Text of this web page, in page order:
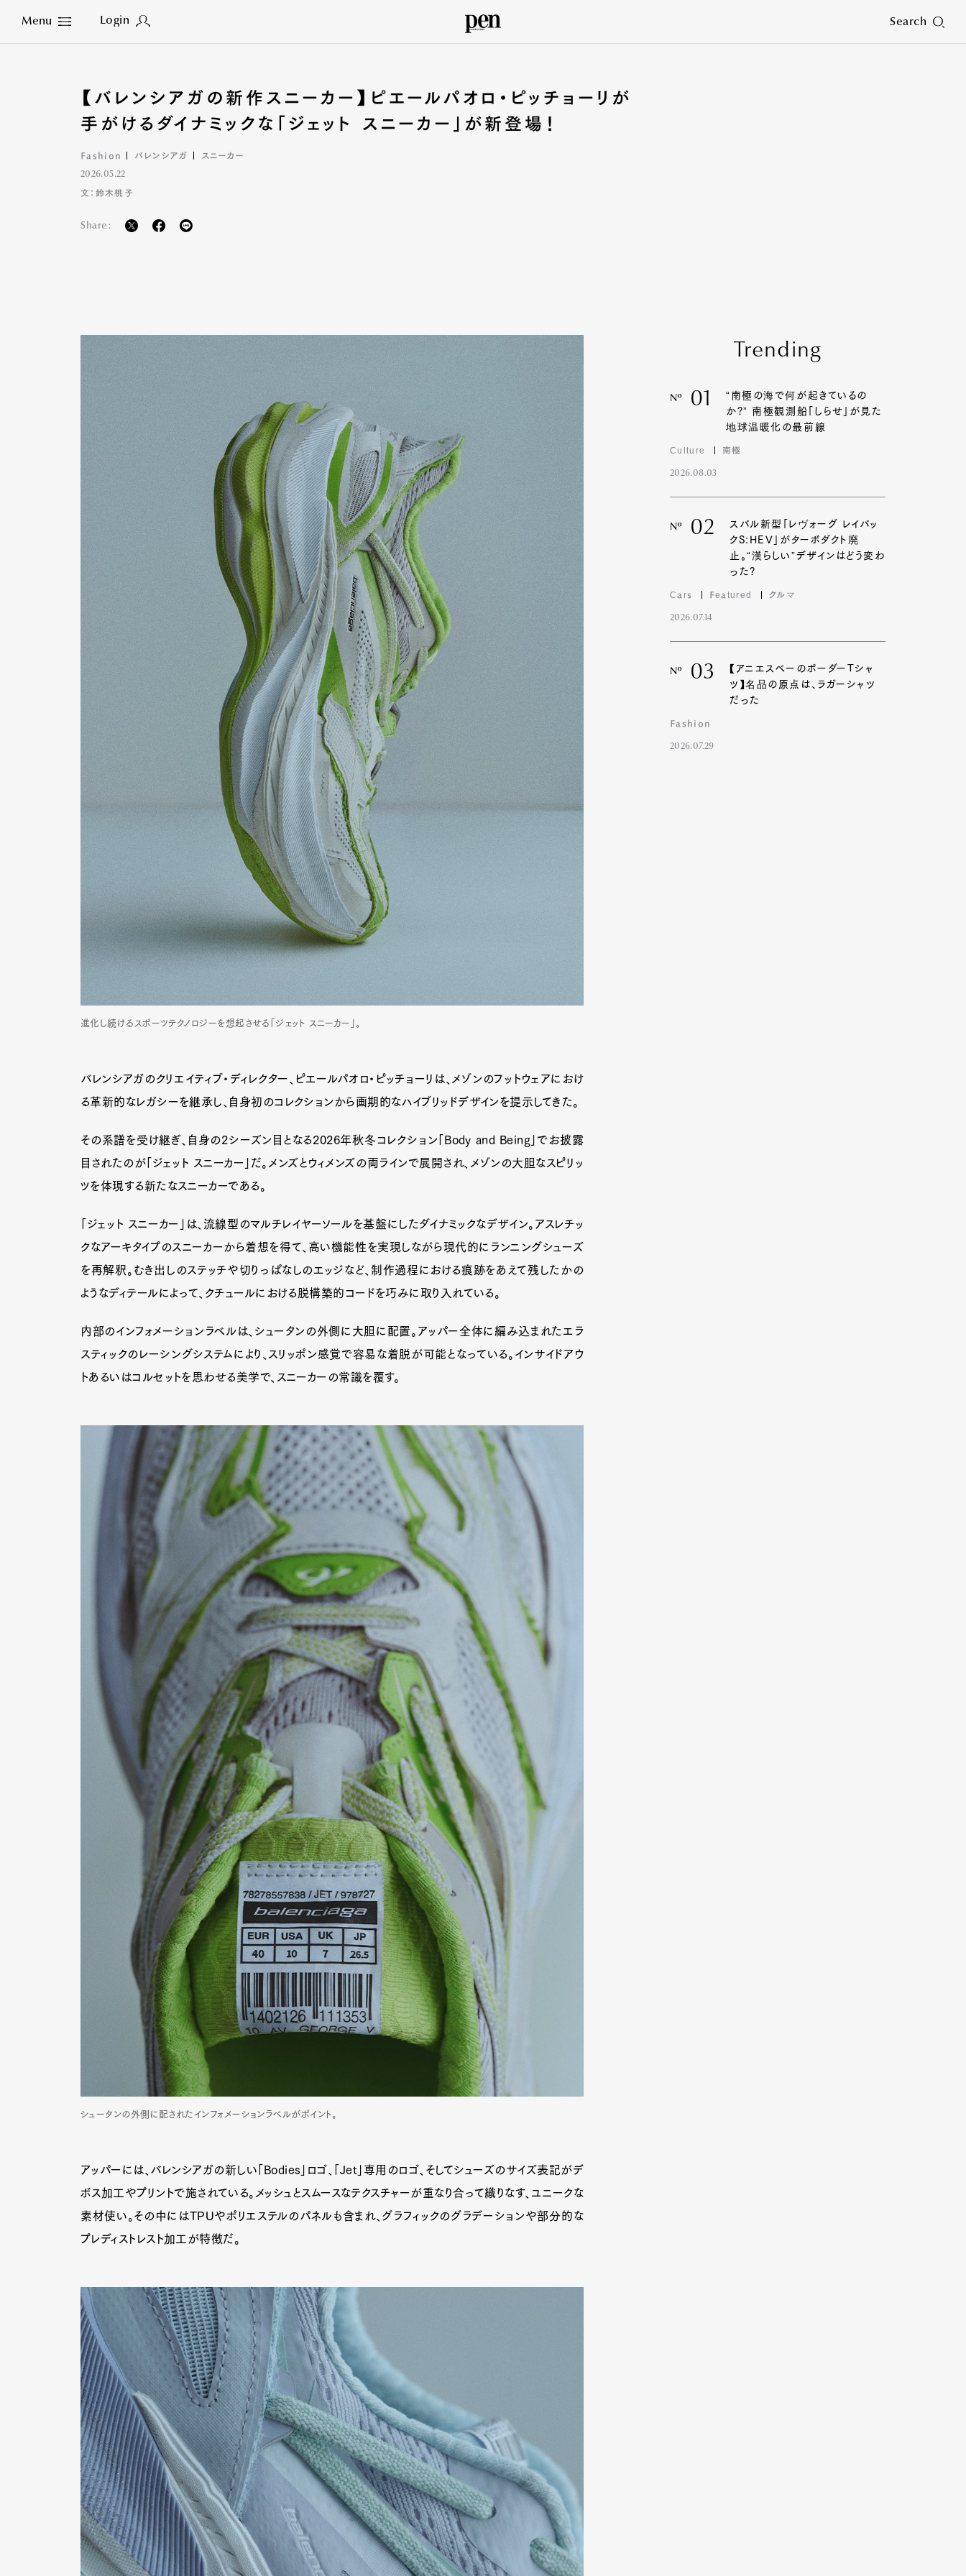
Menu Login Search
Close
Art&Design Watch
Fashion
Gourmet
Cars
Lifestyle
Pen Membership Magazine Official Columnist
Pen international Pen tw
【バレンシアガの新作スニーカー】ピエールパオロ・ピッチョーリが
手がけるダイナミックな「ジェット スニーカー」が新登場！
Fashion バレンシアガ スニーカー
2026.05.22
文：鈴木桃子
Share:
進化し続けるスポーツテクノロジーを想起させる「ジェット スニーカー」。
バレンシアガのクリエイティブ・ディレクター、ピエールパオロ・ピッチョーリは、メゾンのフットウェアにおけ
る革新的なレガシーを継承し、自身初のコレクションから画期的なハイブリッドデザインを提示してきた。
その系譜を受け継ぎ、自身の2シーズン目となる2026年秋冬コレクション「Body and Being」でお披露
目されたのが「ジェット スニーカー」だ。メンズとウィメンズの両ラインで展開され、メゾンの大胆なスピリッ
ツを体現する新たなスニーカーである。
「ジェット スニーカー」は、流線型のマルチレイヤーソールを基盤にしたダイナミックなデザイン。アスレチッ
クなアーキタイプのスニーカーから着想を得て、高い機能性を実現しながら現代的にランニングシューズ
を再解釈。むき出しのステッチや切りっぱなしのエッジなど、制作過程における痕跡をあえて残したかの
ようなディテールによって、クチュールにおける脱構築的コードを巧みに取り入れている。
内部のインフォメーションラベルは、シュータンの外側に大胆に配置。アッパー全体に編み込まれたエラ
スティックのレーシングシステムにより、スリッポン感覚で容易な着脱が可能となっている。インサイドアウ
トあるいはコルセットを思わせる美学で、スニーカーの常識を覆す。
シュータンの外側に配されたインフォメーションラベルがポイント。
アッパーには、バレンシアガの新しい「Bodies」ロゴ、「Jet」専用のロゴ、そしてシューズのサイズ表記がデ
ボス加工やプリントで施されている。メッシュとスムースなテクスチャーが重なり合って織りなす、ユニークな
素材使い。その中にはTPUやポリエステルのパネルも含まれ、グラフィックのグラデーションや部分的な
プレディストレスト加工が特徴だ。
Trending
Nº 01
“南極の海で何が起きているの
か?” 南極観測船「しらせ」が見た
地球温暖化の最前線
Culture 南極
2026.08.03
Nº 02
スバル新型「レヴォーグ レイバッ
クS:HEV」がターボダクト廃
止。“漢らしい”デザインはどう変わ
った?
Cars Featured クルマ
2026.07.14
Nº 03
【アニエスベーのボーダーTシャ
ツ】名品の原点は、ラガーシャツ
だった
Fashion
2026.07.29